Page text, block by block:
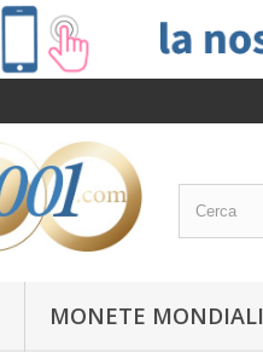
MONETE MONDIALI